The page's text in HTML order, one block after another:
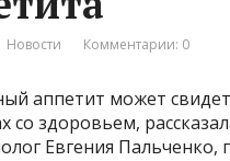
Новости Комментарии: 0
аппетит может
со здоровьем,
Евгения Пальченко,